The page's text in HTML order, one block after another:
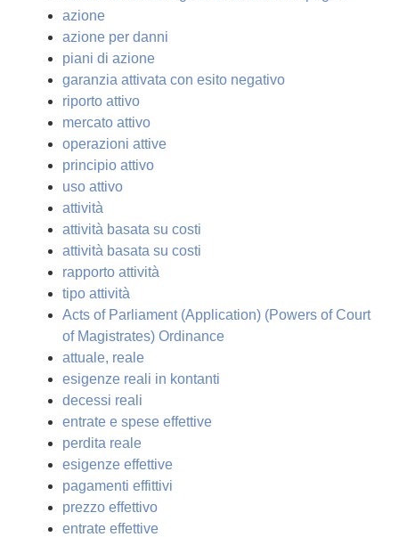
azione
azione per danni
piani di azione
garanzia attivata con esito negativo
riporto attivo
mercato attivo
operazioni attive
principio attivo
uso attivo
attività
attività basata su costi
attività basata su costi
rapporto attività
tipo attività
Acts of Parliament (Application) (Powers of Court
of Magistrates) Ordinance
attuale, reale
esigenze reali in kontanti
decessi reali
entrate e spese effettive
perdita reale
esigenze effettive
pagamenti effittivi
prezzo effettivo
entrate effettive